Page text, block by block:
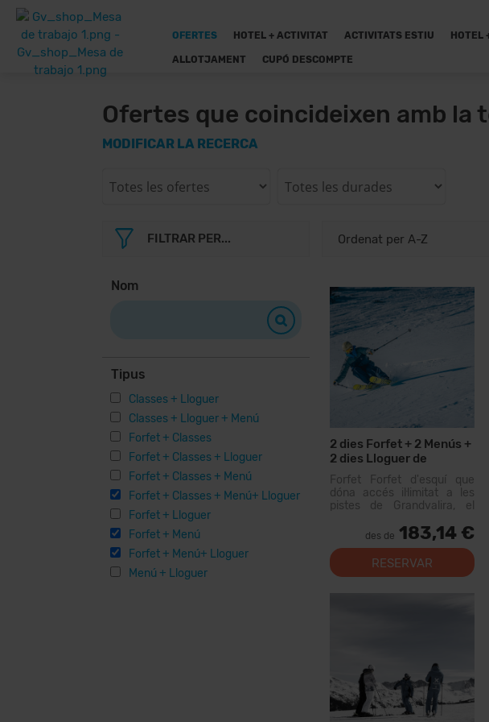
OFERTES HOTEL + ACTIVITAT ACTIVITATS ESTIU HOTEL
ALLOTJAMENT CUPÓ DESCOMPTE
Ofertes que coincideixen amb la
MODIFICAR LA RECERCA
FILTRAR PER...
Nom
Tipus
Classes + Lloguer
Classes + Lloguer + Menú
Forfet + Classes
Forfet + Classes + Lloguer
Forfet + Classes + Menú
Forfet + Classes + Menú+ Lloguer
Forfet + Lloguer
Forfet + Menú
Forfet + Menú+ Lloguer
Menú + Lloguer
2 dies Forfet + 2 Menús +
2 dies Lloguer de
Material
Forfet Forfet d'esquí que
dóna accés il·limitat a les
pistes de Grandvalira, el
dels Pirineus. Amb aquest
forfet podràs recórrer més
de 200 km de pistes, amb
opcions per a tots els nivells,
des de 183,14 €
RESERVAR